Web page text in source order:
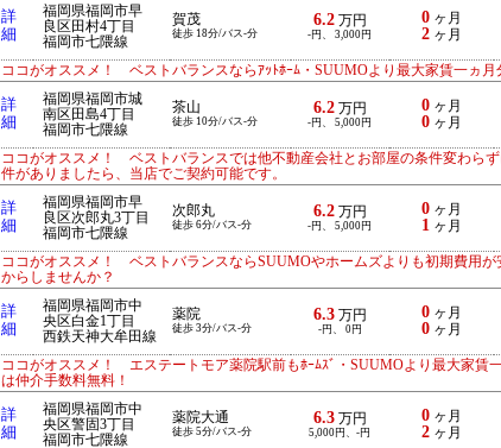
詳
細
福岡県福岡市早
良区田村4丁目
福岡市七隈線
賀茂
徒歩 18分/バス-分
6.2万円
-円、 3,000円
0ヶ月
2ヶ月
ココがオススメ！ ベストバランスならｱｯﾄﾎｰﾑ・SUUMOより最大家賃一ヵ月
詳
細
福岡県福岡市城
南区田島4丁目
福岡市七隈線
茶山
徒歩 10分/バス-分
6.2万円
-円、 5,000円
0ヶ月
0ヶ月
ココがオススメ！ ベストバランスでは他不動産会社とお部屋の条件変わら
件がありましたら、当店でご契約可能です。
詳
細
福岡県福岡市早
良区次郎丸3丁目
福岡市七隈線
次郎丸
徒歩 6分/バス-分
6.2万円
-円、 5,000円
0ヶ月
1 ヶ月
ココがオススメ！ ベストバランスならSUUMOやホームズよりも初期費用
からしませんか？
詳
細
福岡県福岡市中
央区白金1丁目
西鉄天神大牟田線
薬院
徒歩 3分/バス-分
6.3万円
-円、 0円
0ヶ月
0ヶ月
ココがオススメ！ エステートモア薬院駅前もﾎｰﾑｽﾞ・SUUMOより最大家賃
は仲介手数料無料！
詳
細
福岡県福岡市中
央区警固3丁目
福岡市七隈線
薬院大通
徒歩 5分/バス-分
6.3万円
5,000円、-円
0ヶ月
2ヶ月